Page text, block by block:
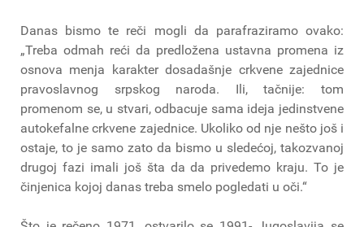
Danas bismo te reči mogli da parafraziramo ovako:
„Treba odmah reći da predložena ustavna promena iz
osnova menja karakter dosadašnje crkvene zajednice
pravoslavnog srpskog naroda. Ili, tačnije: tom
promenom se, u stvari, odbacuje sama ideja jedinstvene
autokefalne crkvene zajednice. Ukoliko od nje nešto još i
ostaje, to je samo zato da bismo u sledećoj, takozvanoj
drugoj fazi imali još šta da da privedemo kraju. To je
činjenica kojoj danas treba smelo pogledati u oči.“